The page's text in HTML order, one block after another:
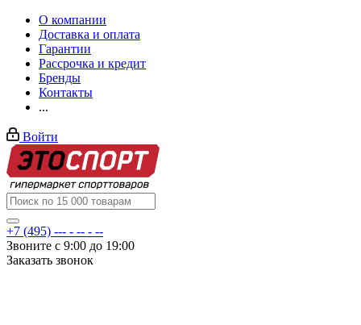
О компании
Доставка и оплата
Гарантии
Рассрочка и кредит
Бренды
Контакты
...
Войти
+7 (495) --- - -- - --
Звоните с 9:00 до 19:00
Заказать звонок